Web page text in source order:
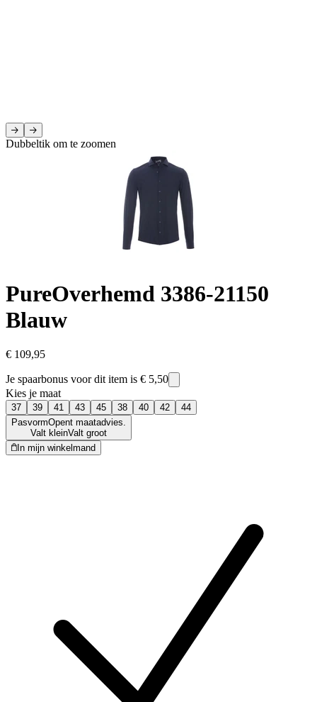
Dubbeltik om te zoomen
PureOverhemd 3386-21150
Blauw
€ 109,95
Je spaarbonus voor dit item is € 5,50
Kies je maat
37 39 41 43 45 38 40 42
44
PasvormOpent maatadvies.
Valt kleinValt groot
In mijn winkelmand